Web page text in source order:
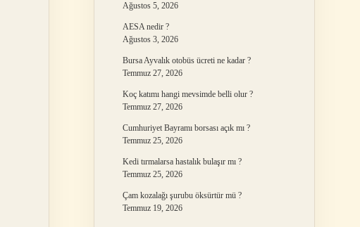
Ağustos 5, 2026
AESA nedir ?
Ağustos 3, 2026
Bursa Ayvalık otobüs ücreti ne kadar ?
Temmuz 27, 2026
Koç katımı hangi mevsimde belli olur ?
Temmuz 27, 2026
Cumhuriyet Bayramı borsası açık mı ?
Temmuz 25, 2026
Kedi tırmalarsa hastalık bulaşır mı ?
Temmuz 25, 2026
Çam kozalağı şurubu öksürtür mü ?
Temmuz 19, 2026